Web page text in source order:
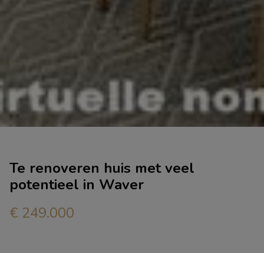
Te renoveren huis met veel
potentieel in Waver
€ 249.000